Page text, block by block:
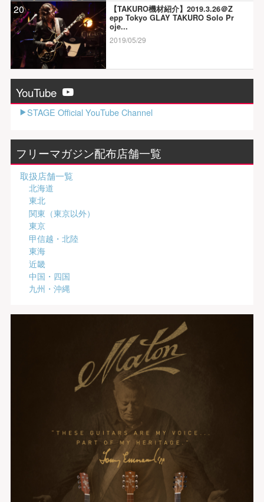
20
【TAKURO機材紹介】2019.3.26＠Z
epp Tokyo GLAY TAKURO Solo Pr
oje...
2019/05/29
YouTube
STAGE Official YouTube Channel
フリーマガジン配布店舗一覧
取扱店舗一覧
北海道
東北
関東（東京以外）
東京
甲信越・北陸
東海
近畿
中国・四国
九州・沖縄